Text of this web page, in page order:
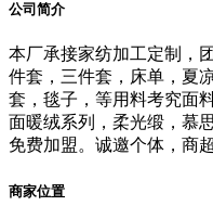
公司简介
本厂承接家纺加工定制，
件套，三件套，床单，夏
套，毯子，等用料考究面
面暖绒系列，柔光缎，慕
免费加盟。诚邀个体，商
商家位置